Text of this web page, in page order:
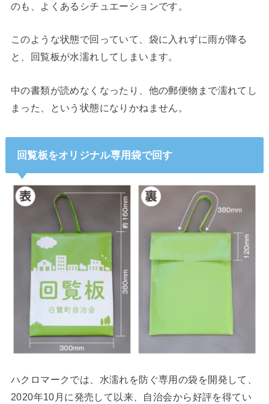
のも、よくあるシチュエーションです。
このような状態で回っていて、袋に入れずに雨が降る
と、回覧板が水濡れしてしまいます。
中の書類が読めなくなったり、他の郵便物まで濡れてし
まった、という状態になりかねません。
回覧板をオリジナル専用袋で回す
ハクロマークでは、水濡れを防ぐ専用の袋を開発して、
2020年10月に発売して以来、自治会から好評を得てい